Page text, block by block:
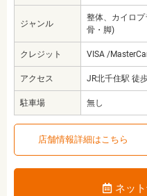
ジャンル
整体、カイロ
骨・脚)
クレジット VISA /
アクセス JR北千住駅 徒
駐車場 無し
店舗情報詳細はこちら
ネッ